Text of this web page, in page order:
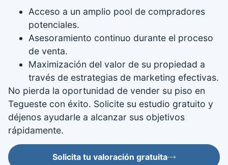
Acceso a un amplio pool de compradores
potenciales.
Asesoramiento continuo durante el proceso
de venta.
Maximización del valor de su propiedad a
través de estrategias de marketing efectivas.
No pierda la oportunidad de vender su piso en
Tegueste con éxito. Solicite su estudio gratuito y
déjenos ayudarle a alcanzar sus objetivos
rápidamente.
Solicita tu valoración gratuita